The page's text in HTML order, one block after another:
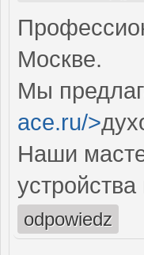
Москве.
Мы
ace.ru/>
Наши
odpowiedz